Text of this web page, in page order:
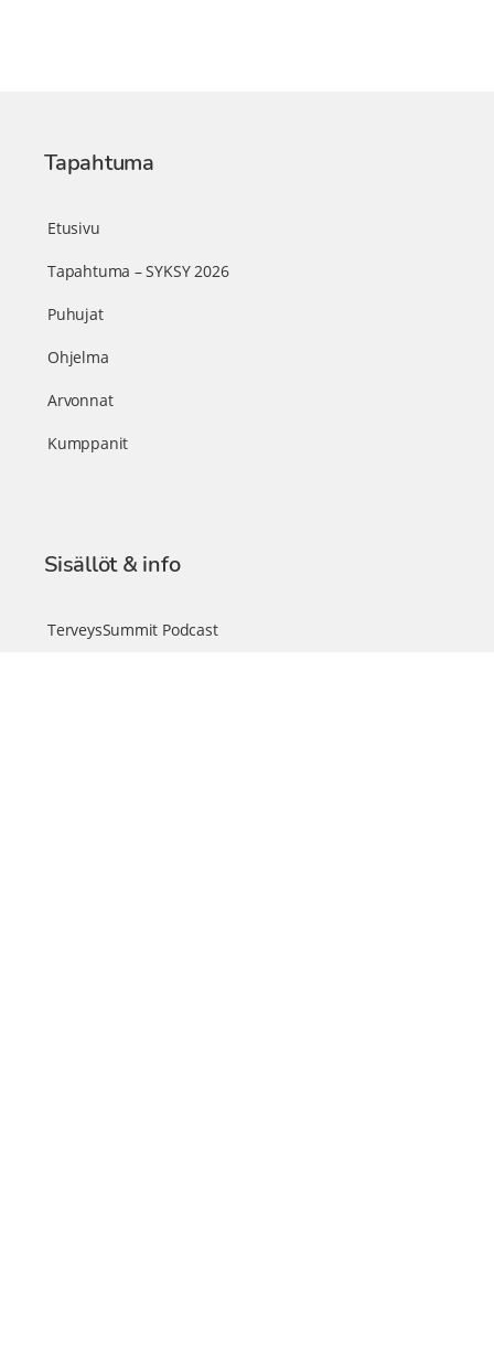
Tapahtuma
Etusivu
Tapahtuma – SYKSY 2026
Puhujat
Ohjelma
Arvonnat
Kumppanit
Sisällöt & info
TerveysSummit Podcast